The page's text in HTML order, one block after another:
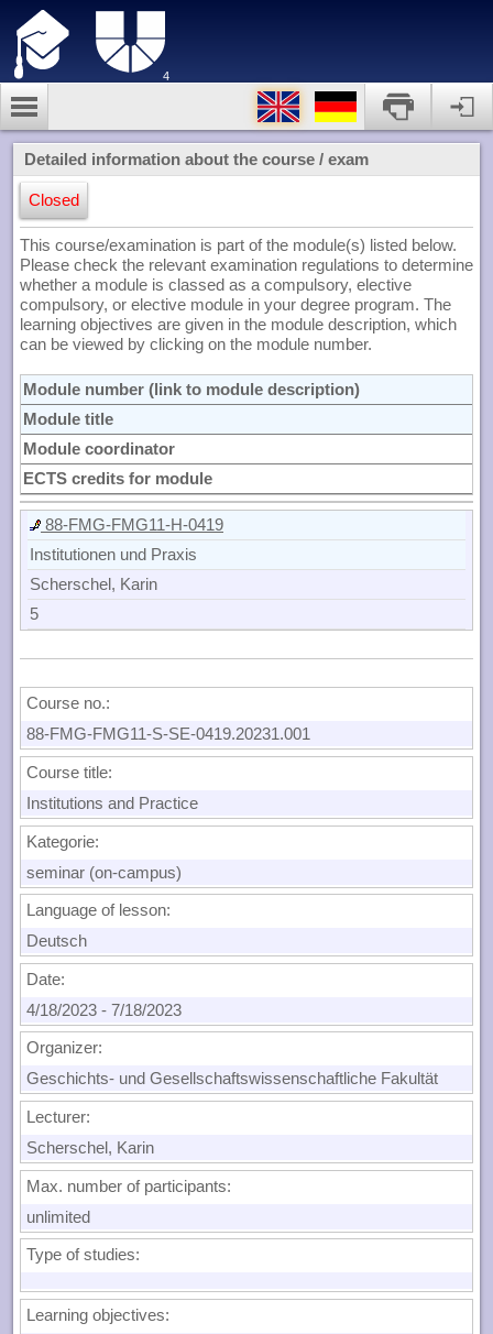
4
Detailed information about the course / exam
Closed
This course/examination is part of the module(s) listed below.
Please check the relevant examination regulations to determine
whether a module is classed as a compulsory, elective
compulsory, or elective module in your degree program. The
learning objectives are given in the module description, which
can be viewed by clicking on the module number.
Module number (link to module description)
Module title
Module coordinator
ECTS credits for module
88-FMG-FMG11-H-0419
Institutionen und Praxis
Scherschel, Karin
5
Course no.:
88-FMG-FMG11-S-SE-0419.20231.001
Course title:
Institutions and Practice
Kategorie:
seminar (on-campus)
Language of lesson:
Deutsch
Date:
4/18/2023 - 7/18/2023
Organizer:
Geschichts- und Gesellschaftswissenschaftliche Fakultät
Lecturer:
Scherschel, Karin
Max. number of participants:
unlimited
Type of studies:
Learning objectives: